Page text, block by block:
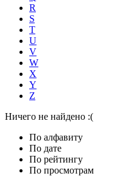
R
S
T
U
V
W
X
Y
Z
Ничего не найдено :(
По алфавиту
По дате
По рейтингу
По просмотрам